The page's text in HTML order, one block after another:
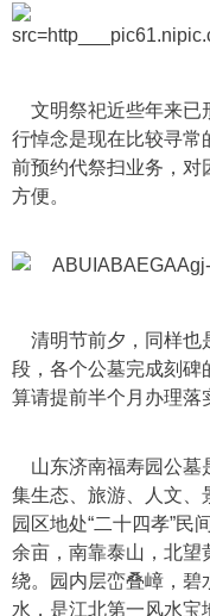
文明祭祀近些年来已
行悼念是现在比较寻常
前预约代祭扫业务，对
方便。
清明节前夕，同样也
段，各个公墓完成刻碑
算请提前半个月办理落
山东济南福寿园公墓
集生态、旅游、人文、
园区地处“二十四孝”民
余亩，南靠泰山，北望
绕。园内层峦叠嶂，碧
水，是江北第一风水